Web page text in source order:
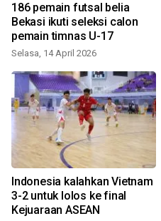
186 pemain futsal belia
Bekasi ikuti seleksi calon
pemain timnas U-17
Selasa, 14 April 2026
Indonesia kalahkan Vietnam
3-2 untuk lolos ke final
Kejuaraan ASEAN